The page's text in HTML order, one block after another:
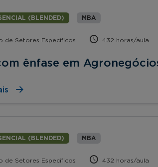
(BLENDED) MBA
de Setores Específicos 432 horas/aula
ênfase em
(BLENDED) MBA
de Setores Específicos 432 horas/aula